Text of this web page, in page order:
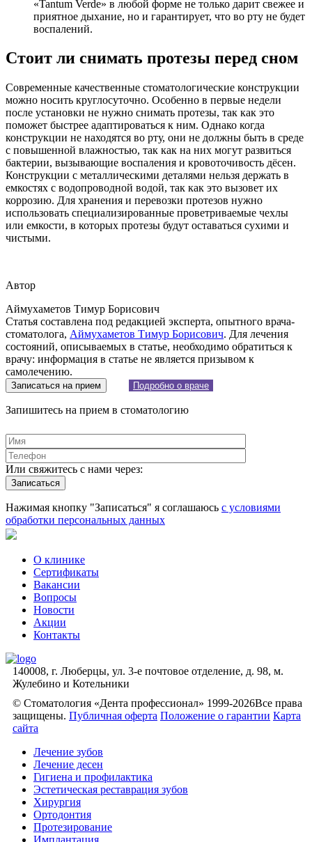
«Tantum Verde» в любой форме не только дарит свежее и
приятное дыхание, но и гарантирует, что во рту не будет
воспалений.
Стоит ли снимать протезы перед сном
Современные качественные стоматологические конструкции
можно носить круглосуточно. Особенно в первые недели
после установки не нужно снимать протезы, так как это
поможет быстрее адаптироваться к ним. Однако когда
конструкции не находятся во рту, они не должны быть в среде
с повышенной влажностью, так как на них могут развиться
бактерии, вызывающие воспаления и кровоточивость дёсен.
Конструкции с металлическими деталями нельзя держать в
емкостях с водопроводной водой, так как это вызовет их
коррозию. Для хранения и перевозки протезов нужно
использовать специализированные проветриваемые чехлы
или емкости, в которых протезы будут оставаться сухими и
чистыми.
Автор
Аймухаметов Тимур Борисович
Статья составлена под редакцией эксперта, опытного врача-
стоматолога, Аймухаметов Тимур Борисович. Для лечения
состояний, описываемых в статье, необходимо обратиться к
врачу: информация в статье не является призывом к
самолечению.
Записаться на прием Подробно о враче
Запишитесь на прием в стоматологию
Или свяжитесь с нами через:
Нажимая кнопку "Записаться" я соглашаюсь с условиями
обработки персональных данных
О клинике
Сертификаты
Вакансии
Вопросы
Новости
Акции
Контакты
140008, г. Люберцы, ул. 3-е почтовое отделение, д. 98, м.
Жулебино и Котельники
© Стоматология «Дента профессионал» 1999-2026Все права
защищены. Публичная оферта Положение о гарантии Карта
сайта
Лечение зубов
Лечение десен
Гигиена и профилактика
Эстетическая реставрация зубов
Хирургия
Ортодонтия
Протезирование